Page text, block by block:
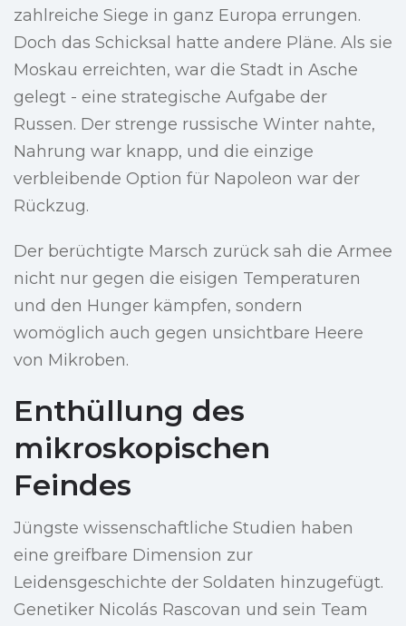
zahlreiche Siege in ganz Europa errungen.
Doch das Schicksal hatte andere Pläne. Als sie
Moskau erreichten, war die Stadt in Asche
gelegt - eine strategische Aufgabe der
Russen. Der strenge russische Winter nahte,
Nahrung war knapp, und die einzige
verbleibende Option für Napoleon war der
Rückzug.
Der berüchtigte Marsch zurück sah die Armee
nicht nur gegen die eisigen Temperaturen
und den Hunger kämpfen, sondern
womöglich auch gegen unsichtbare Heere
von Mikroben.
Enthüllung des
mikroskopischen
Feindes
Jüngste wissenschaftliche Studien haben
eine greifbare Dimension zur
Leidensgeschichte der Soldaten hinzugefügt.
Genetiker Nicolás Rascovan und sein Team